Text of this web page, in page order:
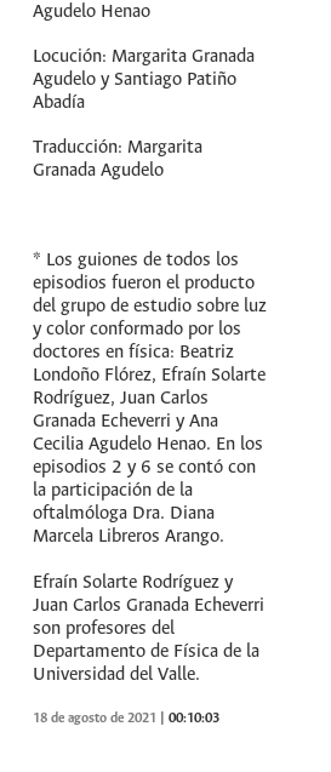
Agudelo Henao
Locución: Margarita Granada
Agudelo y Santiago Patiño
Abadía
Traducción: Margarita
Granada Agudelo
* Los guiones de todos los
episodios fueron el producto
del grupo de estudio sobre luz
y color conformado por los
doctores en física: Beatriz
Londoño Flórez, Efraín Solarte
Rodríguez, Juan Carlos
Granada Echeverri y Ana
Cecilia Agudelo Henao. En los
episodios 2 y 6 se contó con
la participación de la
oftalmóloga Dra. Diana
Marcela Libreros Arango.
Efraín Solarte Rodríguez y
Juan Carlos Granada Echeverri
son profesores del
Departamento de Física de la
Universidad del Valle.
18 de agosto de 2021 |00:10:03